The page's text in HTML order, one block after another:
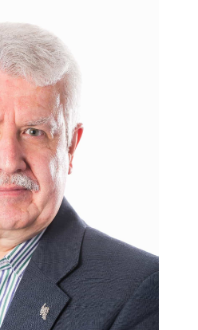
Luis Sáenz Villar, más conocido
riojano cuyo principal
un enorme escaparate,
local con una nueva global.